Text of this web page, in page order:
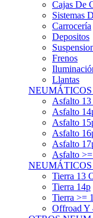
Cajas De
Sistemas
Carrocería
Depositos
Frenos
Llantas
Asfalto
Asfalto
Asfalto
Asfalto
Asfalto
Asfalto
Tierra 13
Tierra 14p
Tierra >=
Offroad Y